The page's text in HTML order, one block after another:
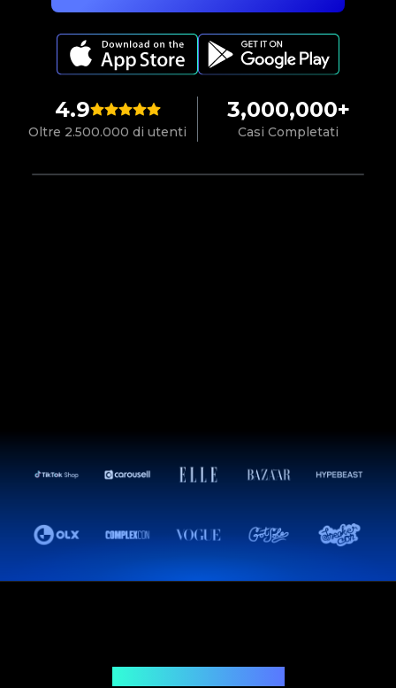
4.9
Oltre 2.500.000 di utenti
3,000,000+
Casi Completati